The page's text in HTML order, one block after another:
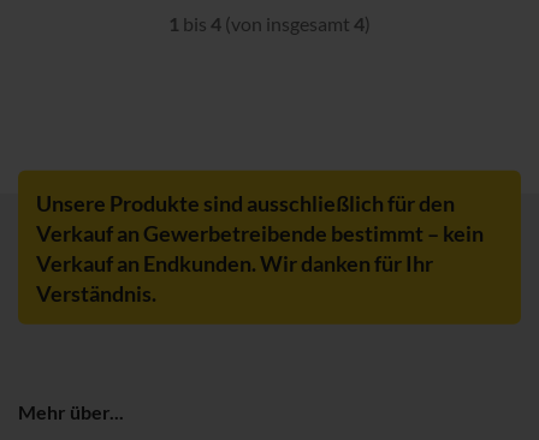
1 bis 4 (von insgesamt 4)
Unsere Produkte sind ausschließlich für den
Verkauf an Gewerbetreibende bestimmt – kein
Verkauf an Endkunden. Wir danken für Ihr
Verständnis.
Mehr über...